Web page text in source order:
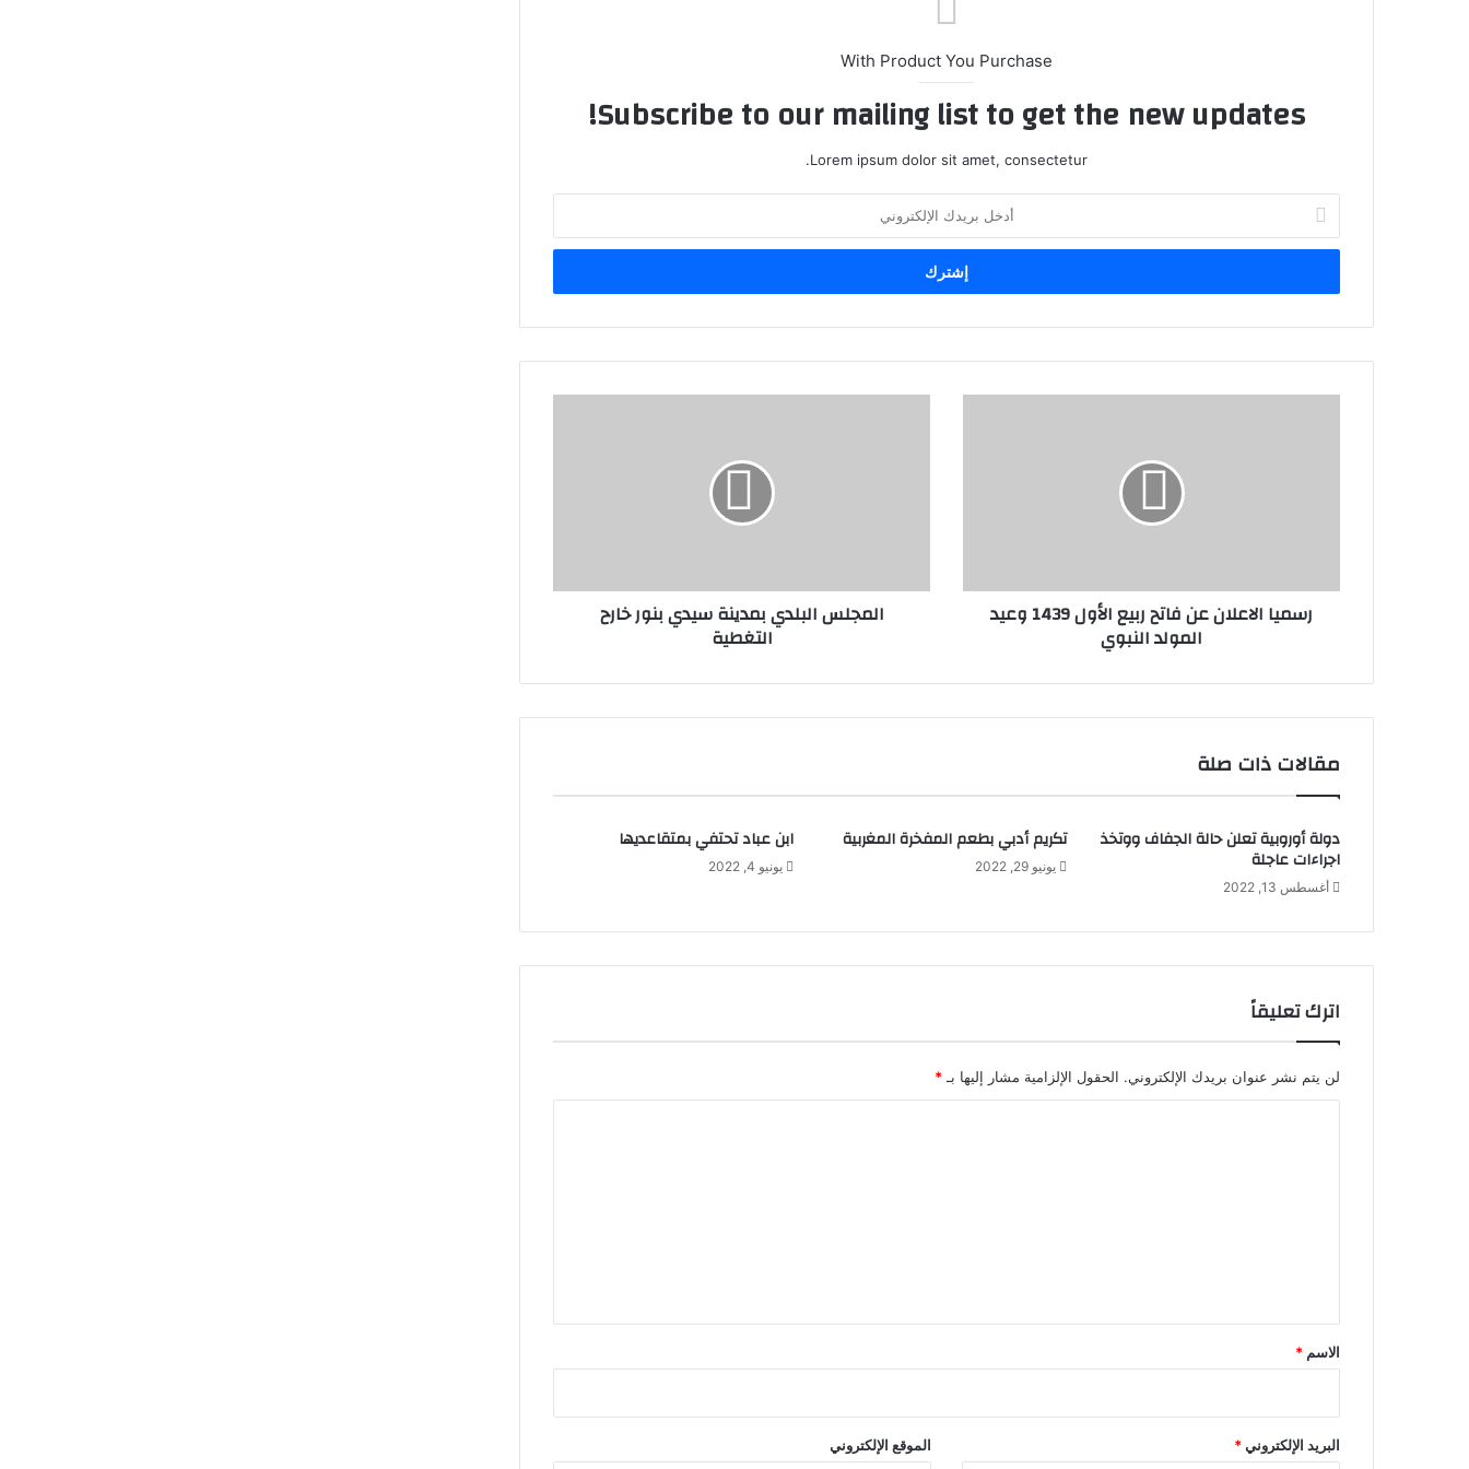
With Product You Purchase
Subscribe to our mailing list to get the new updates!
Lorem ipsum dolor sit amet, consectetur.
أدخل
بريدك
الإلكتروني
رسميا الاعلان عن فاتح ربيع الأول 1439 وعيد
المولد النبوي
المجلس البلدي بمدينة سيدي بنور خارح
التغطية
مقالات ذات صلة
دولة أوروبية تعلن حالة الجفاف ووتخذ
اجراءات عاجلة
أغسطس 13, 2022
تكريم أدبي بطعم المفخرة المغربية
يونيو 29, 2022
ابن عباد تحتفي بمتقاعديها
يونيو 4, 2022
اترك تعليقاً
لن يتم نشر عنوان بريدك الإلكتروني. الحقول الإلزامية مشار إليها بـ*
*
الاسم *
البريد الإلكتروني* الموقع الإلكتروني